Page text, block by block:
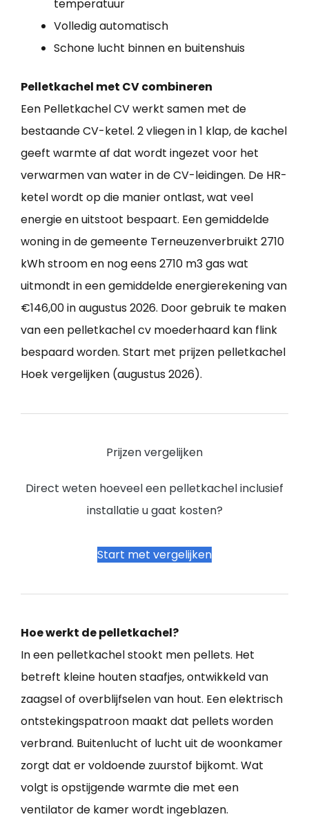
temperatuur
Volledig automatisch
Schone lucht binnen en buitenshuis
Pelletkachel met CV combineren
Een Pelletkachel CV werkt samen met de
bestaande CV-ketel. 2 vliegen in 1 klap, de kachel
geeft warmte af dat wordt ingezet voor het
verwarmen van water in de CV-leidingen. De HR-
ketel wordt op die manier ontlast, wat veel
energie en uitstoot bespaart. Een gemiddelde
woning in de gemeente Terneuzenverbruikt 2710
kWh stroom en nog eens 2710 m3 gas wat
uitmondt in een gemiddelde energierekening van
€146,00 in augustus 2026. Door gebruik te maken
van een pelletkachel cv moederhaard kan flink
bespaard worden. Start met prijzen pelletkachel
Hoek vergelijken (augustus 2026).
Prijzen vergelijken
Direct weten hoeveel een pelletkachel inclusief
installatie u gaat kosten?
Start met vergelijken
Hoe werkt de pelletkachel?
In een pelletkachel stookt men pellets. Het
betreft kleine houten staafjes, ontwikkeld van
zaagsel of overblijfselen van hout. Een elektrisch
ontstekingspatroon maakt dat pellets worden
verbrand. Buitenlucht of lucht uit de woonkamer
zorgt dat er voldoende zuurstof bijkomt. Wat
volgt is opstijgende warmte die met een
ventilator de kamer wordt ingeblazen.